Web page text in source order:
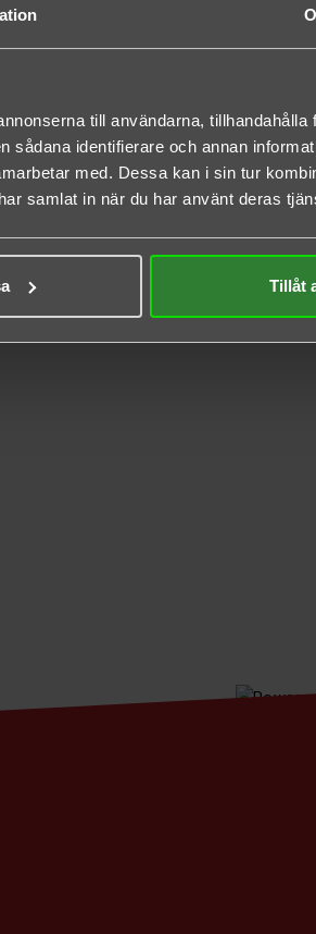
till användarna, tillhandahålla
identifierare och annan
med. Dessa kan i sin tur
samlat in när du har använt deras
Tillåt